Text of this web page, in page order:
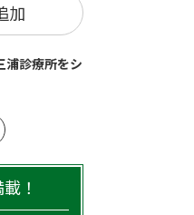
加
浦診療所をシ
！